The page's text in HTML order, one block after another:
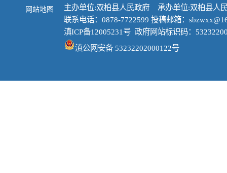
网站地图
主办单位:双柏县人民政府 承办单位:双柏县人
联系电话：0878-7722599 投稿邮箱：
滇ICP备12005231号 政府网站标识码：
滇公网安备 53232202000122号